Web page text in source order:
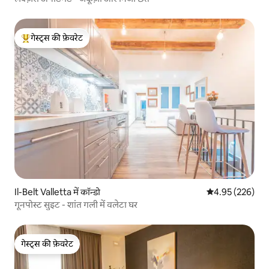
गेस्ट्स का टॉप फ़ेवरेट
गेस्ट्स की फ़ेवरेट
Il-Belt Valletta में कॉन्डो औसत रेटिंग 5 में से
4.95 (226)
गूनपोस्ट सुइट - शांत गली में वलेटा घर
गेस्ट्स की फ़ेवरेट
गेस्ट्स की फ़ेवरेट